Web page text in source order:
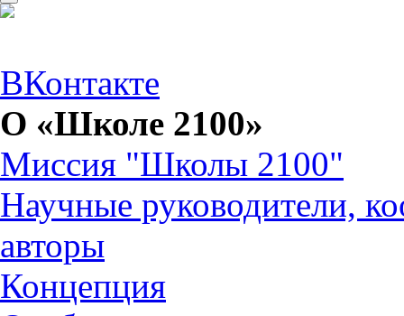
ВКонтакте
О «Школе 2100»
Миссия "Школы 2100"
Научные руководители,
авторы
Концепция